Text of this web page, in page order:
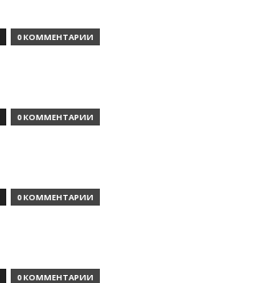
0 КОММЕНТАРИИ
0 КОММЕНТАРИИ
0 КОММЕНТАРИИ
0 КОММЕНТАРИИ